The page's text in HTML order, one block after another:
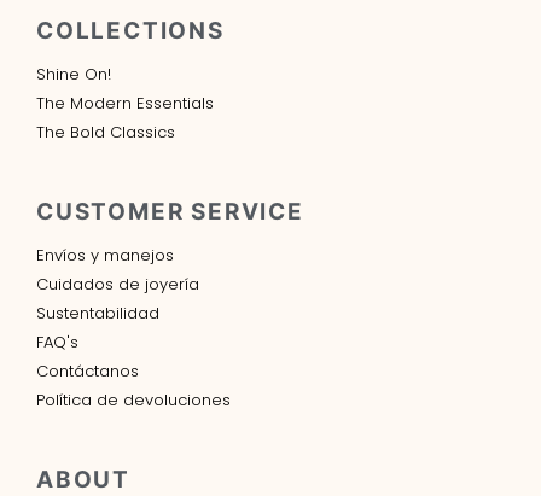
COLLECTIONS
Shine On!
The Modern Essentials
The Bold Classics
CUSTOMER SERVICE
Envíos y manejos
Cuidados de joyería
Sustentabilidad
FAQ's
Contáctanos
Política de devoluciones
ABOUT